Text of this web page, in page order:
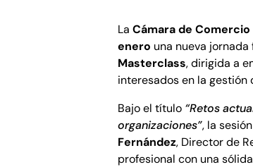
LaCámara de
enero una nueva
Masterclass, dirigida a
interesados en la gestión
Bajo el título “Retos
organizaciones”, la
Fernández, Director de
profesional con una